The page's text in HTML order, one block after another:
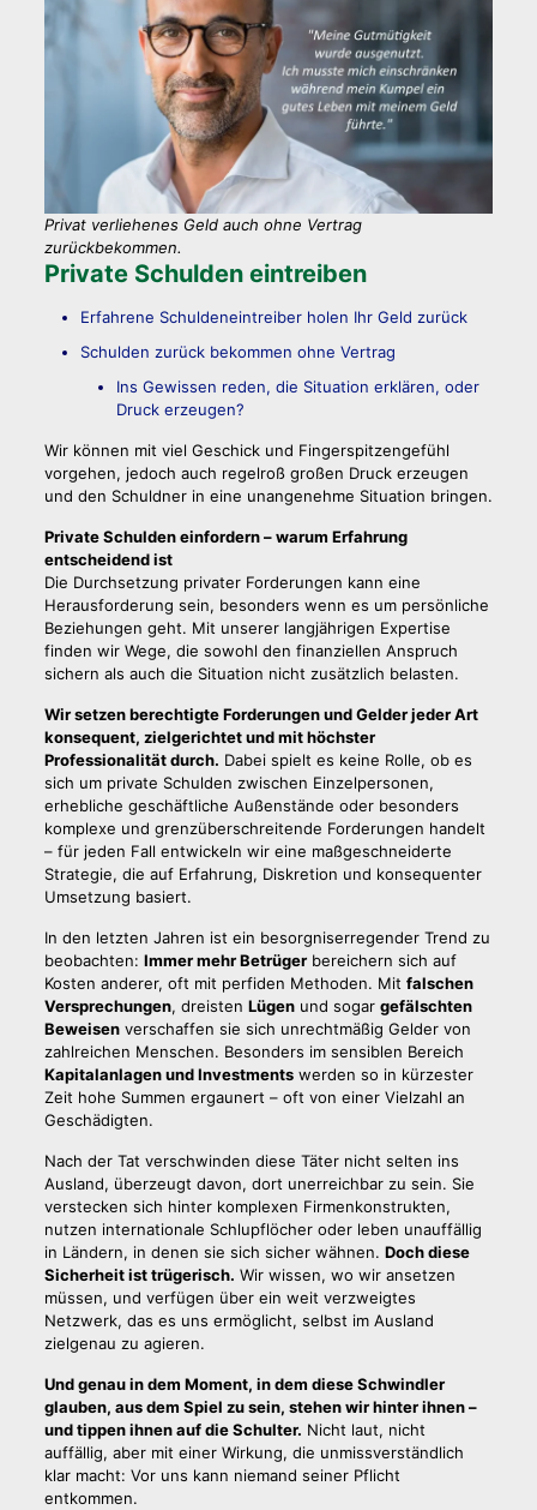
Privat verliehenes Geld auch ohne Vertrag
zurückbekommen.
Private Schulden eintreiben
Erfahrene Schuldeneintreiber holen Ihr Geld zurück
Schulden zurück bekommen ohne Vertrag
Ins Gewissen reden, die Situation erklären, oder
Druck erzeugen?
Wir können mit viel Geschick und Fingerspitzengefühl
vorgehen, jedoch auch regelroß großen Druck erzeugen
und den Schuldner in eine unangenehme Situation bringen.
Private Schulden einfordern – warum Erfahrung
entscheidend ist
Die Durchsetzung privater Forderungen kann eine
Herausforderung sein, besonders wenn es um persönliche
Beziehungen geht. Mit unserer langjährigen Expertise
finden wir Wege, die sowohl den finanziellen Anspruch
sichern als auch die Situation nicht zusätzlich belasten.
Wir setzen berechtigte Forderungen und Gelder jeder Art
konsequent, zielgerichtet und mit höchster
Professionalität durch. Dabei spielt es keine Rolle, ob es
sich um private Schulden zwischen Einzelpersonen,
erhebliche geschäftliche Außenstände oder besonders
komplexe und grenzüberschreitende Forderungen handelt
– für jeden Fall entwickeln wir eine maßgeschneiderte
Strategie, die auf Erfahrung, Diskretion und konsequenter
Umsetzung basiert.
In den letzten Jahren ist ein besorgniserregender Trend zu
beobachten: Immer mehr Betrügerbereichern sich auf
Kosten anderer, oft mit perfiden Methoden. Mit falschen
Versprechungen, dreisten Lügenund sogar gefälschten
Beweisenverschaffen sie sich unrechtmäßig Gelder von
zahlreichen Menschen. Besonders im sensiblen Bereich
Kapitalanlagen und Investmentswerden so in kürzester
Zeit hohe Summen ergaunert – oft von einer Vielzahl an
Geschädigten.
Nach der Tat verschwinden diese Täter nicht selten ins
Ausland, überzeugt davon, dort unerreichbar zu sein. Sie
verstecken sich hinter komplexen Firmenkonstrukten,
nutzen internationale Schlupflöcher oder leben unauffällig
in Ländern, in denen sie sich sicher wähnen. Doch diese
Sicherheit ist trügerisch. Wir wissen, wo wir ansetzen
müssen, und verfügen über ein weit verzweigtes
Netzwerk, das es uns ermöglicht, selbst im Ausland
zielgenau zu agieren.
Und genau in dem Moment, in dem diese Schwindler
glauben, aus dem Spiel zu sein, stehen wir hinter ihnen –
und tippen ihnen auf die Schulter. Nicht laut, nicht
auffällig, aber mit einer Wirkung, die unmissverständlich
klar macht: Vor uns kann niemand seiner Pflicht
entkommen.